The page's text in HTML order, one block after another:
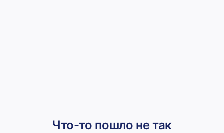
Что-то пошло не так